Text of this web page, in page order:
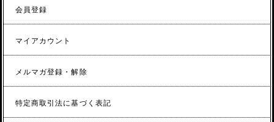
会員登録
マイアカウント
メルマガ登録・解除
特定商取引法に基づく表記